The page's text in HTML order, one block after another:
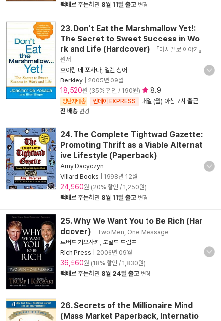
택배로 주문하면 8월 11일 출고 변경
23. Don't Eat the Marshmallow Yet!:
The Secret to Sweet Success in Wo
rk and Life (Hardcover) - 『마시멜로 이야기』
원서
호아킴 데 포사다, 엘렌 싱어
Berkley
2005년 09월
18,520원 (35% 할인 / 190원) 8.9
양탄자배송 썬데이 EXPRESS 내일 (월) 아침 7시 출근
전 배송 변경
24. The Complete Tightwad Gazette:
Promoting Thrift as a Viable Alternat
ive Lifestyle (Paperback)
Amy Dacyczyn
Villard Books
1998년 12월
24,960원 (20% 할인 / 1,250원)
택배로 주문하면 8월 11일 출고 변경
25. Why We Want You to Be Rich (Har
dcover) - Two Men, One Message
로버트 기요사키
도널드 트럼프
Rich Press
2006년 09월
36,560원 (18% 할인 / 1,830원)
택배로 주문하면 8월 24일 출고 변경
26. Secrets of the Millionaire Mind
(Mass Market Paperback, Internatio